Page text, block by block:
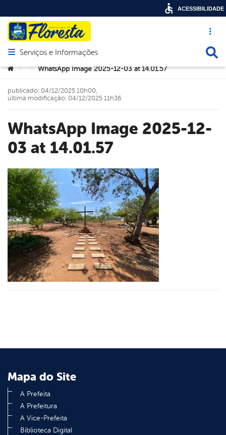
Acesso
Abrir menu principal de navegação
Serviços e Informações
Você está aqui:
> > WhatsApp Image 2025-12-03 at 14.01.57
WhatsApp Image 2025-12-
03 at 14.01.57
publicado: 04/12/2025 10h00,
última modificação: 04/12/2025 11h36
Mapa do Site
A Prefeita
A Prefeitura
A Vice-Prefeita
Biblioteca Digital
ACESSIBILIDADE